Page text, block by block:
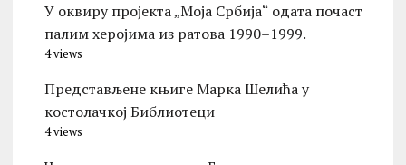
У оквиру пројекта „Моја Србија“ одата почаст
палим херојима из ратова 1990–1999.
4 views
Представљене књиге Марка Шелића у
костолачкој Библиотеци
4 views